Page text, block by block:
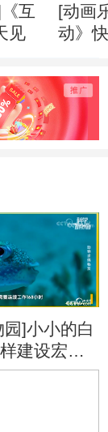
互
见
[动画
动》
]小小的白
建设宏大
？